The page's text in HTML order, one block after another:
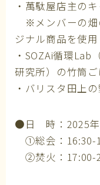
・萬駄屋店主の
※メンバーの畑
ジナル商品を使用
・SOZAi循環
研究所）の竹筒ご
・バリスタ田上
●日 時：2025年
①総会：16:30-
②焚火：17:00-